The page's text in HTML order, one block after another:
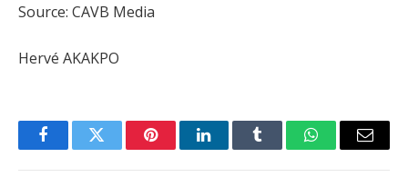
Source: CAVB Media
Hervé AKAKPO
FacebookTwitter PinterestLinkedInTumblr WhatsAppEmail